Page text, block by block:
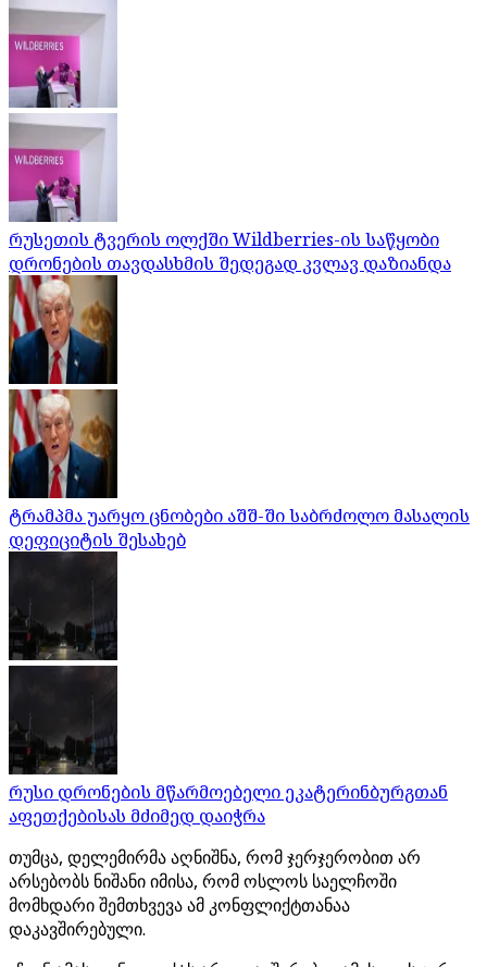
რუსეთის ტვერის ოლქში Wildberries-ის საწყობი
დრონების თავდასხმის შედეგად კვლავ დაზიანდა
ტრამპმა უარყო ცნობები აშშ-ში საბრძოლო მასალის
დეფიციტის შესახებ
რუსი დრონების მწარმოებელი ეკატერინბურგთან
აფეთქებისას მძიმედ დაიჭრა
თუმცა, დელემირმა აღნიშნა, რომ ჯერჯერობით არ
არსებობს ნიშანი იმისა, რომ ოსლოს საელჩოში
მომხდარი შემთხვევა ამ კონფლიქტთანაა
დაკავშირებული.